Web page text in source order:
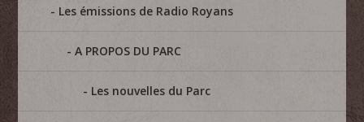
Les émissions de Radio Royans
A PROPOS DU PARC
Les nouvelles du Parc